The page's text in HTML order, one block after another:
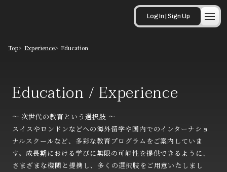
Log In | Sign Up
Top Experience Education
Education / Experience
〜 次世代の教育という選択肢 〜
スイスやロンドンなどへの海外留学や国内でのインターナショ
ナルスクールなど、多彩な教育プログラムをご案内していま
す。成長期における学びに無限の可能性を提供できるように、
さまざまな機関と提携し、多くの選択肢をご用意いたしまし